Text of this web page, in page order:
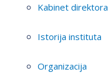
Kabinet direktora
Istorija instituta
Organizacija